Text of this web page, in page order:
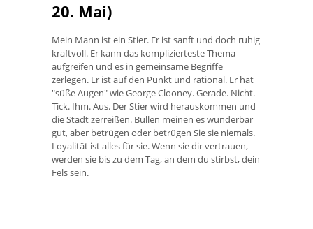
20. Mai)
Mein Mann ist ein Stier. Er ist sanft und doch ruhig
kraftvoll. Er kann das komplizierteste Thema
aufgreifen und es in gemeinsame Begriffe
zerlegen. Er ist auf den Punkt und rational. Er hat
"süße Augen" wie George Clooney. Gerade. Nicht.
Tick. Ihm. Aus. Der Stier wird herauskommen und
die Stadt zerreißen. Bullen meinen es wunderbar
gut, aber betrügen oder betrügen Sie sie niemals.
Loyalität ist alles für sie. Wenn sie dir vertrauen,
werden sie bis zu dem Tag, an dem du stirbst, dein
Fels sein.